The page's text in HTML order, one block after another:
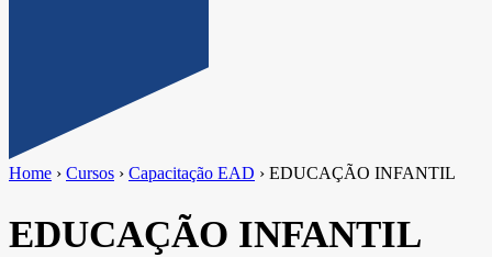
Home › Cursos › Capacitação EAD › EDUCAÇÃO INFANTIL
EDUCAÇÃO INFANTIL